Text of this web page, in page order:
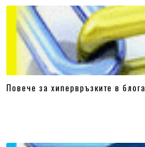
Повече за хипервръзките в блога